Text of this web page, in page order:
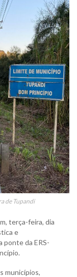
de Tupandi
terça-feira, dia
e
ponte da ERS-
municípios,